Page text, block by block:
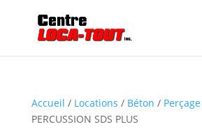
Accueil / Locations / Béton / Perçage
PERCUSSION SDS PLUS